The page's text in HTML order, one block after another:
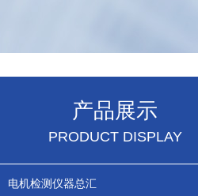
产品展示
PRODUCT DISPLAY
电机检测仪器总汇